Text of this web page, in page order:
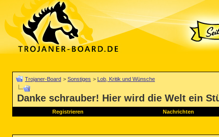
Trojaner-Board > Sonstiges > Lob, Kritik und Wünsche
Danke schrauber! Hier wird die Welt ein
Registrieren Nachrichten